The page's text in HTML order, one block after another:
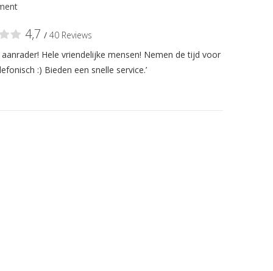
4,7 / 40 Reviews
aanrader! Hele vriendelijke mensen! Nemen de tijd voor
:) Bieden een snelle service.’